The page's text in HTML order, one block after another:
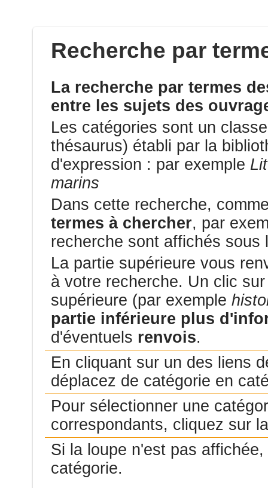
Recherche par
La recherche par termes
entre les sujets des
Les catégories sont un
thésaurus) établi par la
d'expression : par exemple
marins
Dans cette recherche,
termes à chercher, par
recherche sont affichés sous
La partie supérieure vous
à votre recherche. Un clic
supérieure (par exemple
partie inférieure plus
d'éventuels renvois.
En cliquant sur un des liens
déplacez de catégorie en
Pour sélectionner une
correspondants, cliquez sur
Si la loupe n'est pas
catégorie.